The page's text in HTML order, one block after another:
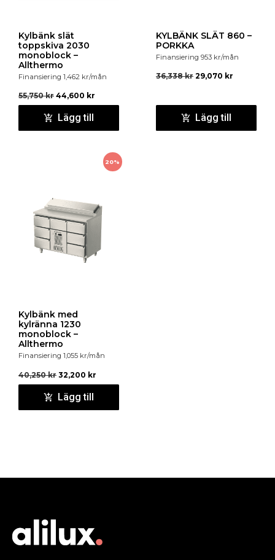
Kylbänk slät
toppskiva 2030
monoblock –
Allthermo
Finansiering 1,462 kr/mån
55,750kr 44,600 kr
Lägg till
KYLBÄNK SLÄT 860 –
PORKKA
Finansiering 953 kr/mån
36,338kr 29,070 kr
Lägg till
20%
Kylbänk med
kylränna 1230
monoblock –
Allthermo
Finansiering 1,055 kr/mån
40,250kr 32,200 kr
Lägg till